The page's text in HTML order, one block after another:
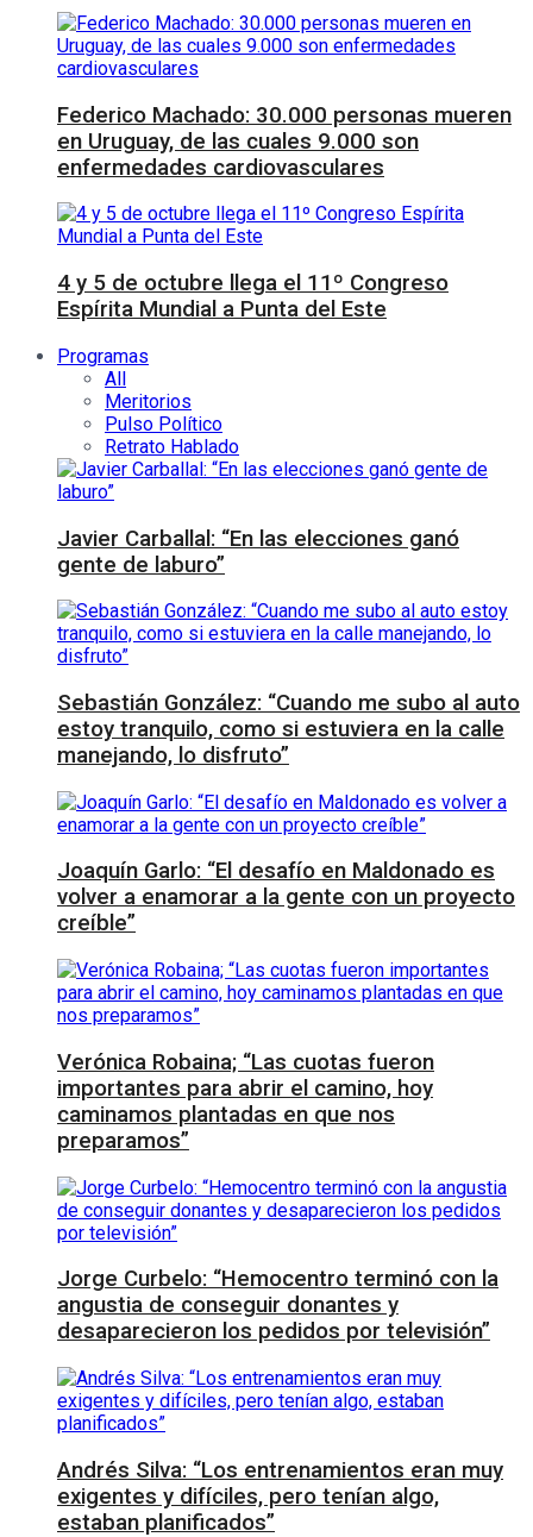
Federico Machado: 30.000 personas mueren
en Uruguay, de las cuales 9.000 son
enfermedades cardiovasculares
4 y 5 de octubre llega el 11º Congreso
Espírita Mundial a Punta del Este
Programas
All
Meritorios
Pulso Político
Retrato Hablado
Javier Carballal: “En las elecciones ganó
gente de laburo”
Sebastián González: “Cuando me subo al auto
estoy tranquilo, como si estuviera en la calle
manejando, lo disfruto”
Joaquín Garlo: “El desafío en Maldonado es
volver a enamorar a la gente con un proyecto
creíble”
Verónica Robaina; “Las cuotas fueron
importantes para abrir el camino, hoy
caminamos plantadas en que nos
preparamos”
Jorge Curbelo: “Hemocentro terminó con la
angustia de conseguir donantes y
desaparecieron los pedidos por televisión”
Andrés Silva: “Los entrenamientos eran muy
exigentes y difíciles, pero tenían algo,
estaban planificados”